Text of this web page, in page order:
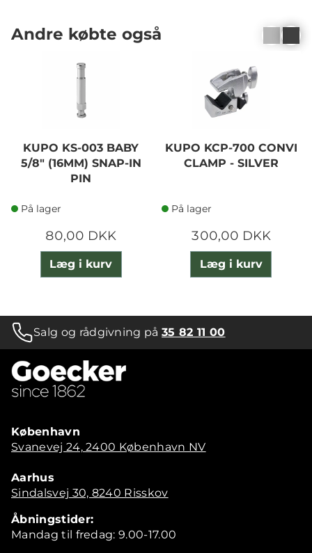
Andre købte også
KUPO KS-003 BABY
5/8" (16MM) SNAP-IN
PIN
På lager
80,00 DKK
Læg i kurv
KUPO KCP-700 CONVI
CLAMP - SILVER
På lager
300,00 DKK
Læg i kurv
Salg og rådgivning på35 82 11 00
København
Svanevej 24, 2400 København NV
Aarhus
Sindalsvej 30, 8240 Risskov
Åbningstider:
Mandag til fredag: 9.00-17.00